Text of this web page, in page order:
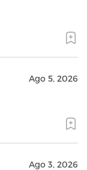
Ago 5, 2026
Ago 3, 2026